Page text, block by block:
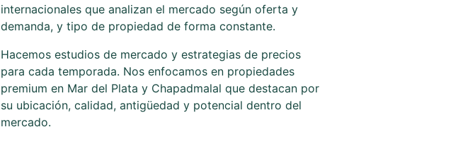
internacionales que analizan el mercado según oferta y
demanda, y tipo de propiedad de forma constante.
Hacemos estudios de mercado y estrategias de precios
para cada temporada. Nos enfocamos en propiedades
premium en Mar del Plata y Chapadmalal que destacan por
su ubicación, calidad, antigüedad y potencial dentro del
mercado.